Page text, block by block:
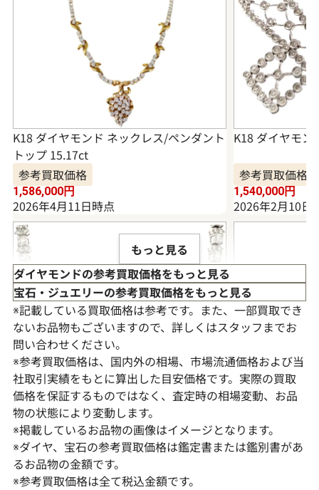
K18 ダイヤモンド ネックレス/ペンダント
トップ 15.17ct
参考買取価格
1,586,000円
2026年4月11日時点
K18 ダイヤモン
参考買取価格
1,540,000円
2026年2月10日
Pt･Pm900 ダイヤモンド ネックレス
17.45ct
参考買取価格
K18 ダイヤモン
もっと見る
ダイヤモンドの参考買取価格をもっと見る
宝石・ジュエリーの参考買取価格をもっと見る
※記載している買取価格は参考です。また、一部買取でき
ないお品物もございますので、詳しくはスタッフまでお
問い合わせください。
※参考買取価格は、国内外の相場、市場流通価格および当
社取引実績をもとに算出した目安価格です。実際の買取
価格を保証するものではなく、査定時の相場変動、お品
物の状態により変動します。
※掲載しているお品物の画像はイメージとなります。
※ダイヤ、宝石の参考買取価格は鑑定書または鑑別書があ
るお品物の金額です。
※参考買取価格は全て税込金額です。